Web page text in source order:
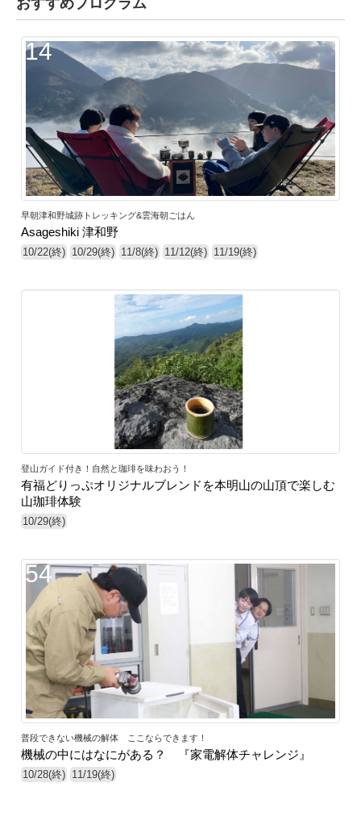
14
早朝津和野城跡トレッキング&雲海朝ごはん
Asageshiki 津和野
10/22(終) 10/29(終) 11/8(終) 11/12(終) 11/19(終)
登山ガイド付き！自然と珈琲を味わおう！
有福どりっぷオリジナルブレンドを本明山の山頂で楽しむ
山珈琲体験
10/29(終)
54
普段できない機械の解体 ここならできます！
機械の中にはなにがある？ 『家電解体チャレンジ』
10/28(終) 11/19(終)